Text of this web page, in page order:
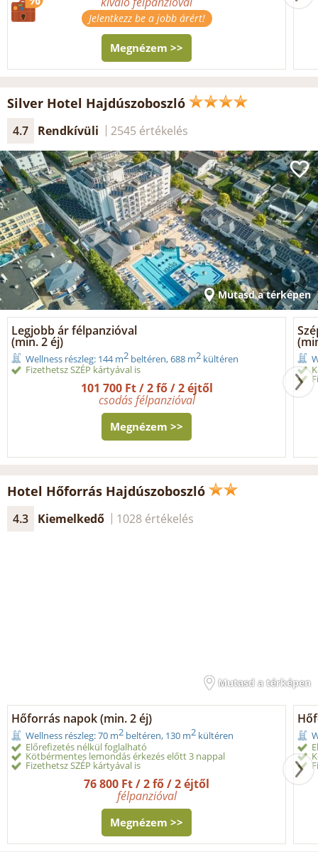
Jelentkezz be a jobb árért!
Megnézem >>
Silver Hotel Hajdúszoboszló
4.7 Rendkívüli 2545 értékelés
Mutasd a térképen
Legjobb ár félpanzióval
(min. 2 éj)
Wellness részleg: 144 m2 beltéren, 688 m2 kültéren
Fizethetsz SZÉP kártyával is
101 700 Ft / 2 fő / 2 éjtől
csodás félpanzióval
Megnézem >>
Hotel Hőforrás Hajdúszoboszló
4.3 Kiemelkedő 1028 értékelés
Mutasd a térképen
Hőforrás napok (min. 2 éj)
Wellness részleg: 70 m2 beltéren, 130 m2 kültéren
Előrefizetés nélkül foglalható
Kötbérmentes lemondás érkezés előtt 3 nappal
Fizethetsz SZÉP kártyával is
76 800 Ft / 2 fő / 2 éjtől
félpanzióval
Megnézem >>